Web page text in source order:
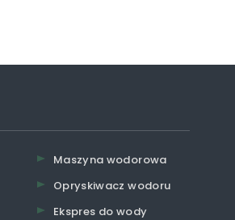
Maszyna wodorowa
Opryskiwacz wodoru
Ekspres do wody